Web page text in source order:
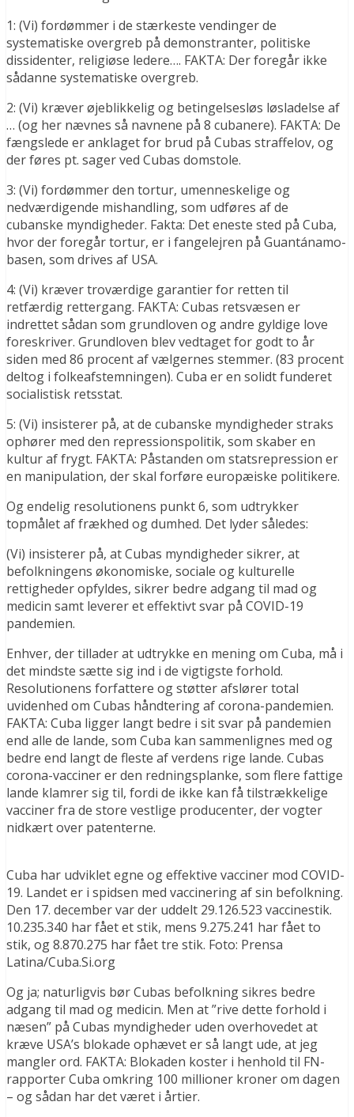
1: (Vi) fordømmer i de stærkeste vendinger de
systematiske overgreb på demonstranter, politiske
dissidenter, religiøse ledere…. FAKTA: Der foregår ikke
sådanne systematiske overgreb.
2: (Vi) kræver øjeblikkelig og betingelsesløs løsladelse af
… (og her nævnes så navnene på 8 cubanere). FAKTA: De
fængslede er anklaget for brud på Cubas straffelov, og
der føres pt. sager ved Cubas domstole.
3: (Vi) fordømmer den tortur, umenneskelige og
nedværdigende mishandling, som udføres af de
cubanske myndigheder. Fakta: Det eneste sted på Cuba,
hvor der foregår tortur, er i fangelejren på Guantánamo-
basen, som drives af USA.
4: (Vi) kræver troværdige garantier for retten til
retfærdig rettergang. FAKTA: Cubas retsvæsen er
indrettet sådan som grundloven og andre gyldige love
foreskriver. Grundloven blev vedtaget for godt to år
siden med 86 procent af vælgernes stemmer. (83 procent
deltog i folkeafstemningen). Cuba er en solidt funderet
socialistisk retsstat.
5: (Vi) insisterer på, at de cubanske myndigheder straks
ophører med den repressionspolitik, som skaber en
kultur af frygt. FAKTA: Påstanden om statsrepression er
en manipulation, der skal forføre europæiske politikere.
Og endelig resolutionens punkt 6, som udtrykker
topmålet af frækhed og dumhed. Det lyder således:
(Vi) insisterer på, at Cubas myndigheder sikrer, at
befolkningens økonomiske, sociale og kulturelle
rettigheder opfyldes, sikrer bedre adgang til mad og
medicin samt leverer et effektivt svar på COVID-19
pandemien.
Enhver, der tillader at udtrykke en mening om Cuba, må i
det mindste sætte sig ind i de vigtigste forhold.
Resolutionens forfattere og støtter afslører total
uvidenhed om Cubas håndtering af corona-pandemien.
FAKTA: Cuba ligger langt bedre i sit svar på pandemien
end alle de lande, som Cuba kan sammenlignes med og
bedre end langt de fleste af verdens rige lande. Cubas
corona-vacciner er den redningsplanke, som flere fattige
lande klamrer sig til, fordi de ikke kan få tilstrækkelige
vacciner fra de store vestlige producenter, der vogter
nidkært over patenterne.
Cuba har udviklet egne og effektive vacciner mod COVID-
19. Landet er i spidsen med vaccinering af sin befolkning.
Den 17. december var der uddelt 29.126.523 vaccinestik.
10.235.340 har fået et stik, mens 9.275.241 har fået to
stik, og 8.870.275 har fået tre stik. Foto: Prensa
Latina/Cuba.Si.org
Og ja; naturligvis bør Cubas befolkning sikres bedre
adgang til mad og medicin. Men at ”rive dette forhold i
næsen” på Cubas myndigheder uden overhovedet at
kræve USA’s blokade ophævet er så langt ude, at jeg
mangler ord. FAKTA: Blokaden koster i henhold til FN-
rapporter Cuba omkring 100 millioner kroner om dagen
– og sådan har det været i årtier.